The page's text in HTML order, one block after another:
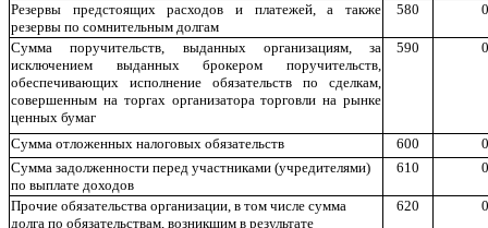
Резервы предстоящих расходов и платежей, а также
резервы по сомнительным долгам
580
Сумма поручительств, выданных организациям, за
исключением выданных брокером поручительств,
обеспечивающих исполнение обязательств по сделкам,
совершенным на торгах организатора торговли на рынке
ценных бумаг
590
Сумма отложенных налоговых обязательств 600
Сумма задолженности перед участниками (учредителями)
по выплате доходов
610
Прочие обязательства организации, в том числе сумма
долга по обязательствам, возникшим в результате
620